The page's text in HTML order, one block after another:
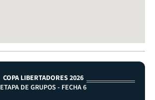
COPA LIBERTADORES 2026
ETAPA DE GRUPOS - FECHA 6